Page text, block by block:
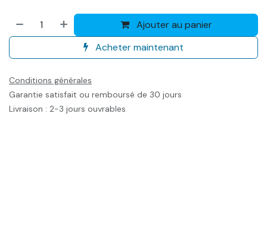
Ajouter au panier
Acheter maintenant
Conditions générales
Garantie satisfait ou remboursé de 30 jours
Livraison : 2-3 jours ouvrables